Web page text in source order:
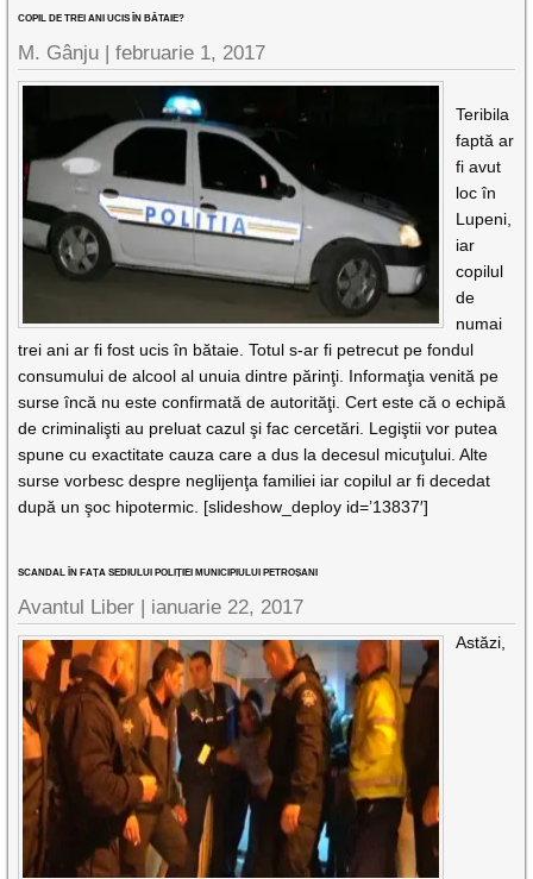
COPIL DE TREI ANI UCIS ÎN BĂTAIE?
M. Gânju |februarie 1, 2017
Teribila
faptă ar
fi avut
loc în
Lupeni,
iar
copilul
de
numai
trei ani ar fi fost ucis în bătaie. Totul s-ar fi petrecut pe fondul
consumului de alcool al unuia dintre părinţi. Informaţia venită pe
surse încă nu este confirmată de autorităţi. Cert este că o echipă
de criminalişti au preluat cazul şi fac cercetări. Legiştii vor putea
spune cu exactitate cauza care a dus la decesul micuţului. Alte
surse vorbesc despre neglijenţa familiei iar copilul ar fi decedat
după un şoc hipotermic. [slideshow_deploy id=’13837′]
SCANDAL ÎN FAȚA SEDIULUI POLIȚIEI MUNICIPIULUI PETROȘANI
Avantul Liber | ianuarie 22, 2017
Astăzi,